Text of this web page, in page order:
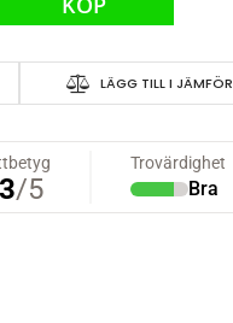
LÄGG TILL I JÄMFÖR